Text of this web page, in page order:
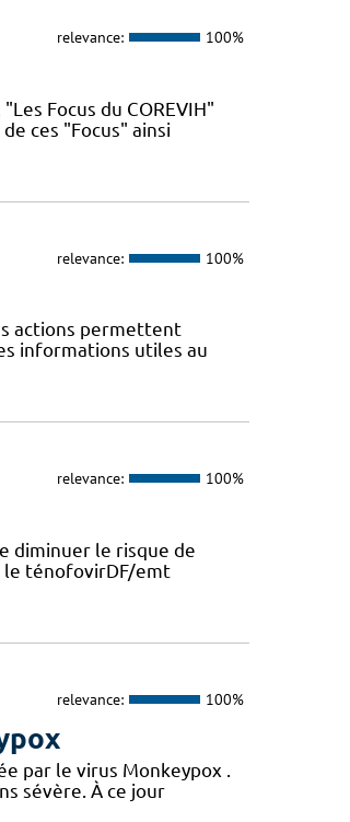
relevance: 100%
Focus du COREVIH"
ces "Focus" ainsi
relevance: 100%
actions permettent
informations utiles au
relevance: 100%
diminuer le risque de
le ténofovirDF/emt
relevance: 100%
par le virus Monkeypox .
sévère. À ce jour